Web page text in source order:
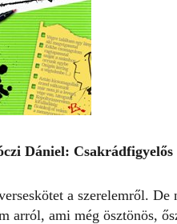
Dániel: Csakrádfigyelős
a szerelemről.
arról, ami még ösztönös,